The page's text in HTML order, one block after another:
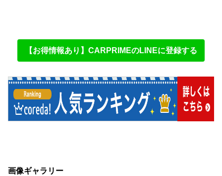
【お得情報あり】CARPRIMEのLINEに登録する
画像ギャラリー